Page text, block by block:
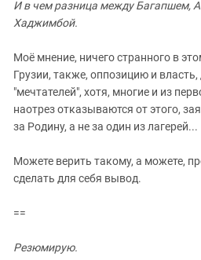
И в чем разница между Багапшем,
Хаджимбой.
Моё мнение, ничего странного в
Грузии, также, оппозицию и
"мечтателей", хотя, многие и из
наотрез отказываются от этого,
за Родину, а не за один из лагерей...
Можете верить такому, а можете,
сделать для себя вывод.
==
Резюмирую.